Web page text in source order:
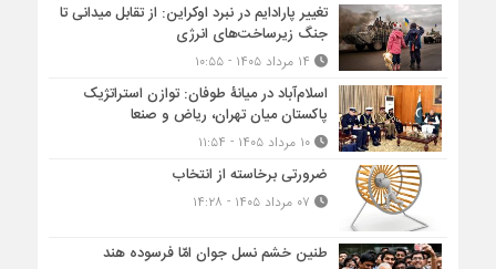
تغییر پارادایم در نبرد اوکراین: از تقابل میدانی تا
جنگ زیرساخت‌های انرژی
اسلام‌آباد در میانۀ طوفان: توازن استراتژیک
پاکستان میان تهران، ریاض و صنعا
۱۰ مرداد ۱۴۰۵ - ۱۱:۵۴
ضرورتی برخاسته از انتخاب
طنین خشم نسل جوان امّا فرسوده هند